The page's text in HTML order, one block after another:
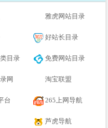
雅虎网站目录
好站长目录
目录 免费网站目录
网 淘宝联盟
台 265上网导航
芦虎导航